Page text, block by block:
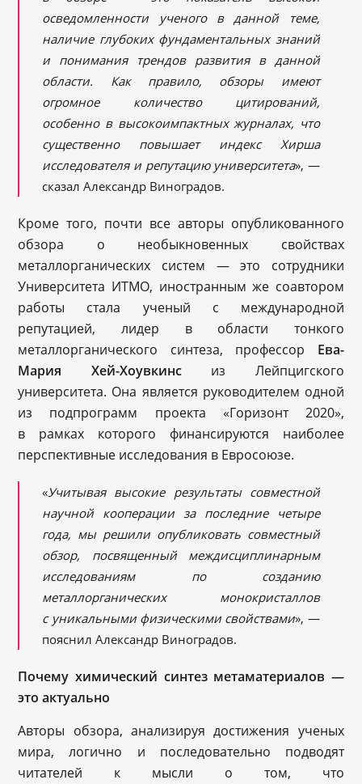
осведомленности ученого в данной теме,
наличие глубоких фундаментальных знаний
и понимания трендов развития в данной
области. Как правило, обзоры имеют
огромное количество цитирований,
особенно в высокоимпактных журналах, что
существенно повышает индекс Хирша
исследователя и репутацию университета», —
сказал Александр Виноградов.
Кроме того, почти все авторы опубликованного
обзора о необыкновенных свойствах
металлорганических систем — это сотрудники
Университета ИТМО, иностранным же соавтором
работы стала ученый с международной
репутацией, лидер в области тонкого
металлорганического синтеза, профессор Ева-
Мария Хей-Хоувкинсиз Лейпцигского
университета. Она является руководителем одной
из подпрограмм проекта «Горизонт 2020»,
в рамках которого финансируются наиболее
перспективные исследования в Евросоюзе.
«Учитывая высокие результаты совместной
научной кооперации за последние четыре
года, мы решили опубликовать совместный
обзор, посвященный междисциплинарным
исследованиям по созданию
металлорганических монокристаллов
с уникальными физическими свойствами», —
пояснил Александр Виноградов.
Почему химический синтез метаматериалов —
это актуально
Авторы обзора, анализируя достижения ученых
мира, логично и последовательно подводят
читателей к мысли о том, что